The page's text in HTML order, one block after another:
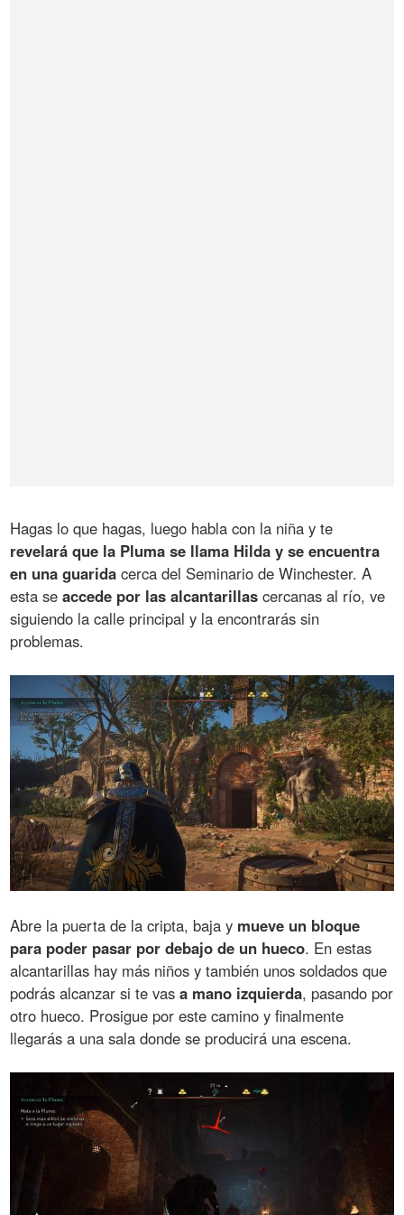
Hagas lo que hagas, luego habla con la niña y te
revelará que la Pluma se llama Hilda y se encuentra
en una guarida cerca del Seminario de Winchester. A
esta seaccede por las alcantarillas cercanas al río, ve
siguiendo la calle principal y la encontrarás sin
problemas.
Abre la puerta de la cripta, baja y mueve un bloque
para poder pasar por debajo de un hueco. En estas
alcantarillas hay más niños y también unos soldados que
podrás alcanzar si te vasa mano izquierda, pasando por
otro hueco. Prosigue por este camino y finalmente
llegarás a una sala donde se producirá una escena.